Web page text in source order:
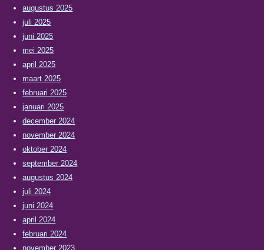
augustus 2025
juli 2025
juni 2025
mei 2025
april 2025
maart 2025
februari 2025
januari 2025
december 2024
november 2024
oktober 2024
september 2024
augustus 2024
juli 2024
juni 2024
april 2024
februari 2024
november 2023